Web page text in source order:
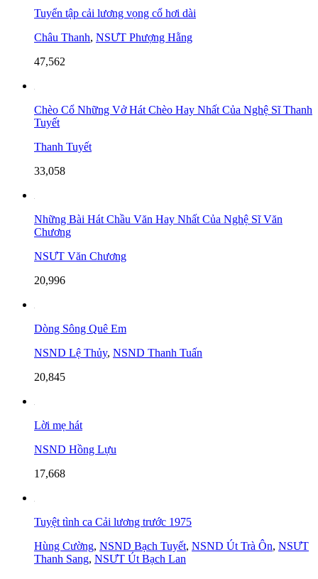
Tuyển tập cải lương vọng cổ hơi dài
Châu Thanh, NSƯT Phượng Hằng
47,562
Chèo Cổ Những Vở Hát Chèo Hay Nhất Của Nghệ Sĩ Thanh
Tuyết
Thanh Tuyết
33,058
Những Bài Hát Chầu Văn Hay Nhất Của Nghệ Sĩ Văn
Chương
NSƯT Văn Chương
20,996
Dòng Sông Quê Em
NSND Lệ Thủy, NSND Thanh Tuấn
20,845
Lời mẹ hát
NSND Hồng Lựu
17,668
Tuyệt tình ca Cải lương trước 1975
Hùng Cường, NSND Bạch Tuyết, NSND Út Trà Ôn, NSƯT
Thanh Sang, NSƯT Út Bạch Lan